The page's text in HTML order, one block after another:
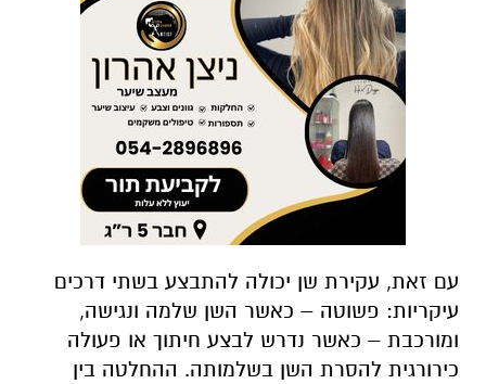
עם זאת, עקירת שן יכולה להתבצע בשתי דרכים
עיקריות: פשוטה – כאשר השן שלמה ונגישה,
ומורכבת – כאשר נדרש לבצע חיתוך או פעולה
כירורגית להסרת השן בשלמותה. ההחלטה בין